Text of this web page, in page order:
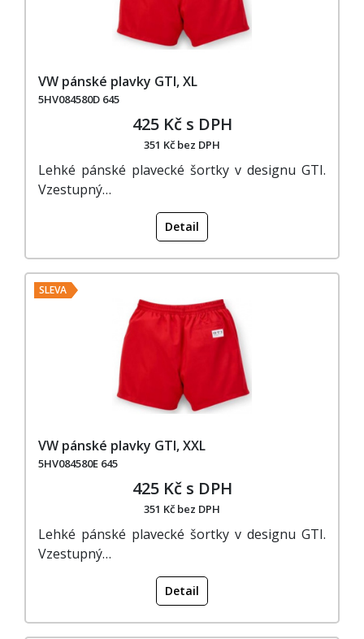
VW pánské plavky GTI, XL
5HV084580D 645
425 Kč s DPH
351 Kč bez DPH
Lehké pánské plavecké šortky v designu GTI.
Vzestupný…
Detail
SLEVA
VW pánské plavky GTI, XXL
5HV084580E 645
425 Kč s DPH
351 Kč bez DPH
Lehké pánské plavecké šortky v designu GTI.
Vzestupný…
Detail